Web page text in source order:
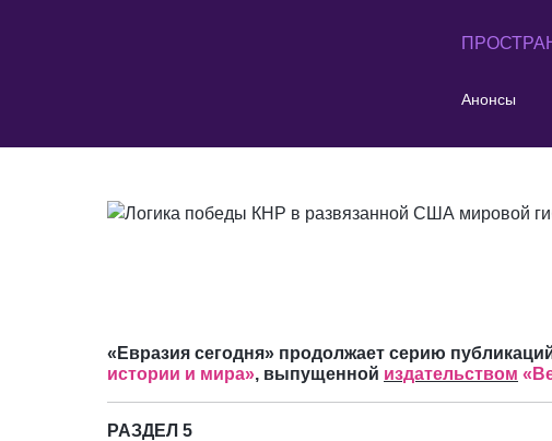
Анонсы
«Евразия сегодня» продолжает серию
истории и мира», выпущенной издательством
РАЗДЕЛ 5